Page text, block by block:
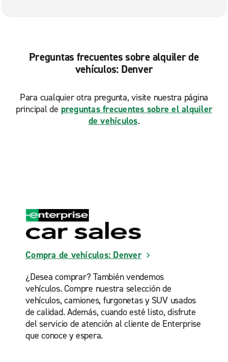
Preguntas frecuentes sobre alquiler de
vehículos: Denver
Para cualquier otra pregunta, visite nuestra página
principal de preguntas frecuentes sobre el alquiler
de vehículos.
Compra de vehículos: Denver
¿Desea comprar? También vendemos
vehículos. Compre nuestra selección de
vehículos, camiones, furgonetas y SUV usados
de calidad. Además, cuando esté listo, disfrute
del servicio de atención al cliente de Enterprise
que conoce y espera.